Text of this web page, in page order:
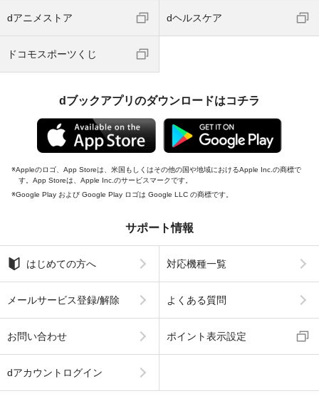
dアニメストア dヘルスケア
ドコモスポーツくじ
dブックアプリのダウンロードはコチラ
Appleのロゴ、App Storeは、米国もしくはその他の国や地域におけるApple Inc.の商標で
す。App Storeは、Apple Inc.のサービスマークです。
Google Play および Google Play ロゴは Google LLC の商標です。
サポート情報
はじめての方へ 対応機種一覧
メールサービス登録/解除 よくある質問
お問い合わせ ポイント表示設定
dアカウントログイン